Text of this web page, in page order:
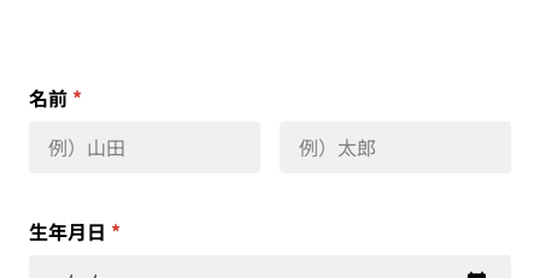
名前 *
生年月日 *